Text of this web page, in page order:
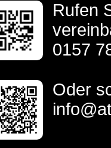
Rufen
0157
Oder